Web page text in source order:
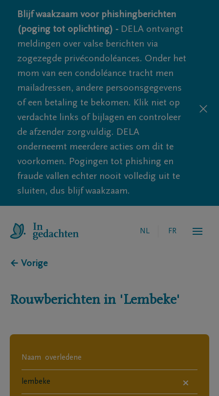
Blijf waakzaam voor phishingberichten
(poging tot oplichting) - DELA ontvangt
meldingen over valse berichten via
zogezegde privécondoléances. Onder het
mom van een condoléance tracht men
mailadressen, andere persoonsgegevens
of een betaling te bekomen. Klik niet op
verdachte links of bijlagen en controleer
de afzender zorgvuldig. DELA
onderneemt meerdere acties om dit te
voorkomen. Pogingen tot phishing en
fraude vallen echter nooit volledig uit te
sluiten, dus blijf waakzaam.
NL FR
← Vorige
Rouwberichten in 'Lembeke'
×